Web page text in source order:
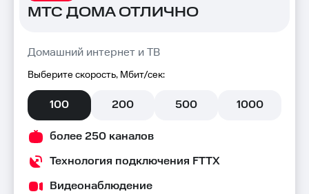
МТС ДОМА ОТЛИЧНО
Домашний интернет и ТВ
Выберите скорость, Мбит/сек:
100 200 500 1000
более 250 каналов
Технология подключения FTTX
Видеонаблюдение